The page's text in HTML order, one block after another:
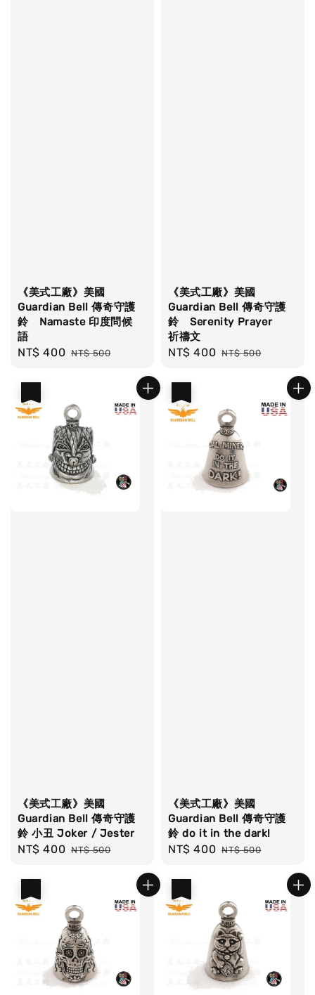
《美式工廠》美國
Guardian Bell 傳奇守護
鈴 Namaste 印度問候
語
Sale
NT$ 400 Regular
NT$ 500
《美式工廠》美國
Guardian Bell 傳奇守護
鈴 Serenity Prayer
祈禱文
Sale
NT$ 400 Regular
NT$ 500
《美式工廠》美國
Guardian Bell 傳奇守護
鈴 小丑 Joker / Jester
Sale
NT$ 400 Regular
NT$ 500
《美式工廠》美國
Guardian Bell 傳奇守護
鈴 do it in the dark!
Sale
NT$ 400 Regular
NT$ 500